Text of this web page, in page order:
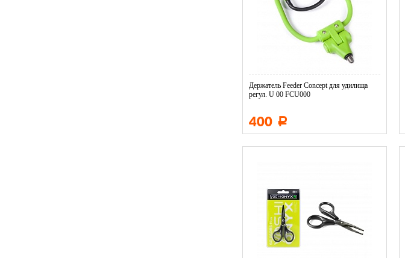
Держатель Feeder Concept для удилища
регул. U 00 FCU000
400 Р